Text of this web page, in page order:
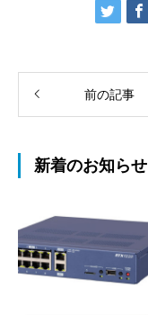
前の記事
新着のお知らせ